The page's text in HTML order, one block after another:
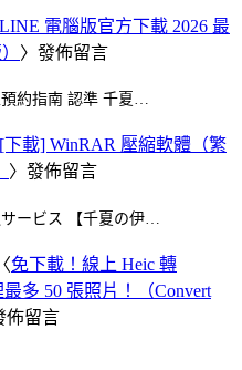
LINE 電腦版官方下載 2026 最
〉發佈留言
約指南 認準 千夏…
[下載] WinRAR 壓縮軟體（繁
〉發佈留言
ービス 【千夏の伊…
免下載！線上 Heic 轉
多 50 張照片！（Convert
佈留言